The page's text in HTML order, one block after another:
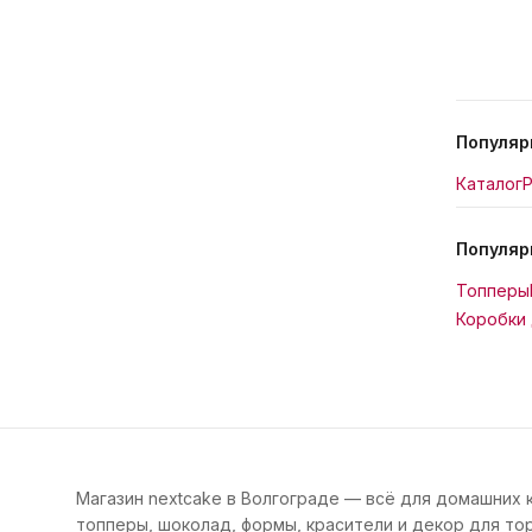
Каталог
Топперы
Коробки
Магазин nextcake в Волгограде — всё для домашних
топперы, шоколад, формы, красители и декор для